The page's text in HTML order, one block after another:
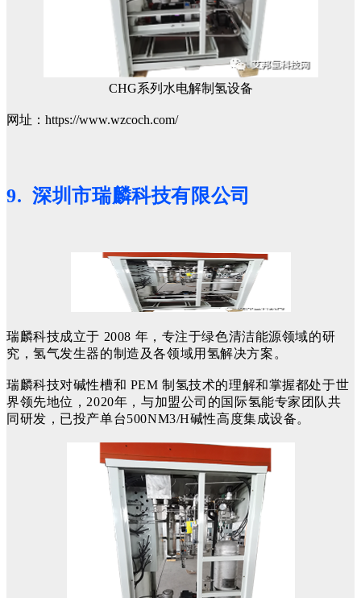
CHG系列水电解制氢设备
网址：https://www.wzcoch.com/
9. 深圳市瑞麟科技有限公司
瑞麟科技成立于 2008 年，专注于绿色清洁能源领域的研
究，氢气发生器的制造及各领域用氢解决方案。
瑞麟科技对碱性槽和 PEM 制氢技术的理解和掌握都处于世
界领先地位，2020年，与加盟公司的国际氢能专家团队共
同研发，已投产单台500NM3/H碱性高度集成设备。